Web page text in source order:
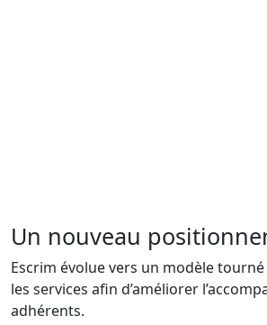
Un nouveau
Escrim évolue vers un modèle
les services afin d’améliorer
adhérents.